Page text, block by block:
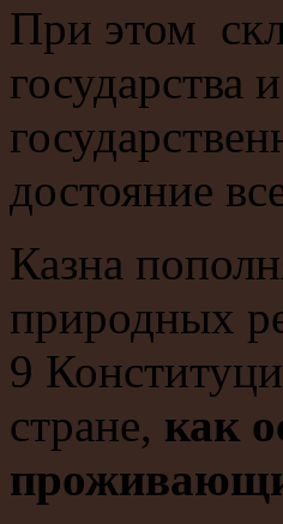
При этом
государства
достояние
Казна
природных
9
стране, как